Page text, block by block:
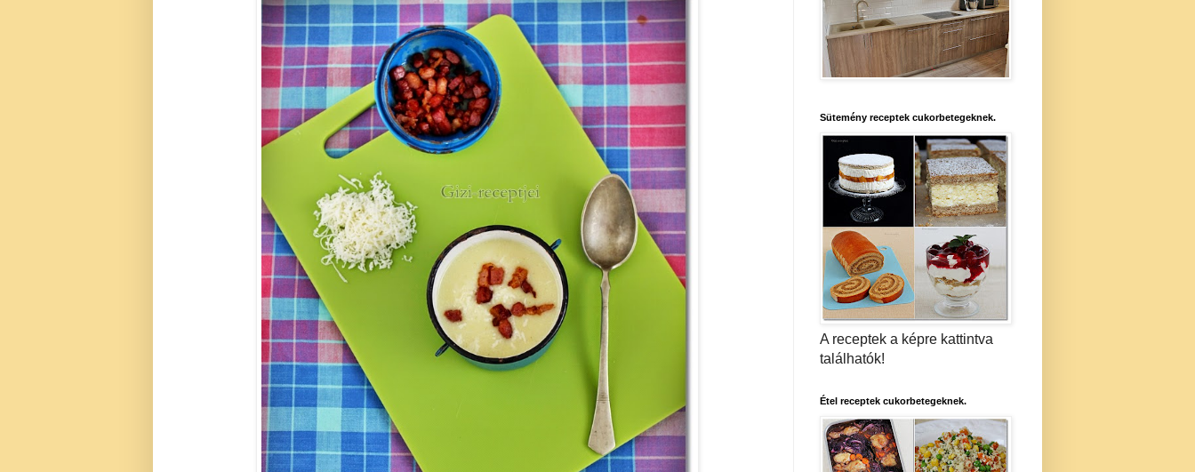
Sütemény receptek cukorbetegeknek.
A receptek a képre kattintva
találhatók!
Étel receptek cukorbetegeknek.